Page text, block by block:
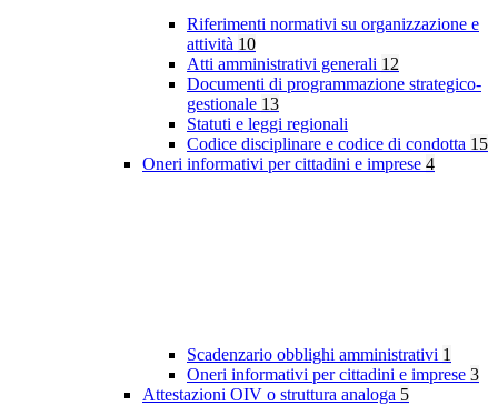
Riferimenti normativi su organizzazione e
attività 10
Atti amministrativi generali 12
Documenti di programmazione strategico-
gestionale 13
Statuti e leggi regionali
Codice disciplinare e codice di condotta 15
Oneri informativi per cittadini e imprese 4
Scadenzario obblighi amministrativi 1
Oneri informativi per cittadini e imprese 3
Attestazioni OIV o struttura analoga 5